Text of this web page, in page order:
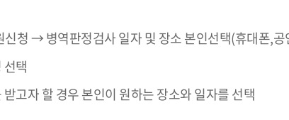
청 → 병역판정검사 일자 및 장소 본인선택(휴대폰,
택
고자 할 경우 본인이 원하는 장소와 일자를 선택